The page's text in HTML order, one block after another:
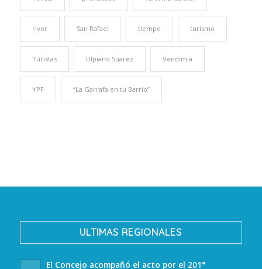
river San Rafael tiempo turismo
Turistas Ulpiano Suarez Vendimia
YPF “La Garrafa en tu Barrio”
ULTIMAS REGIONALES
El Concejo acompañó el acto por el 201°